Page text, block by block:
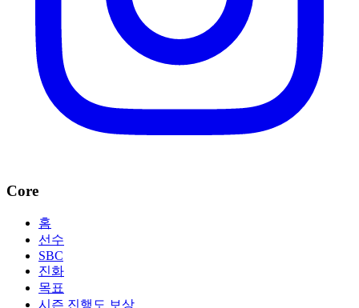
Core
홈
선수
SBC
진화
목표
시즌 진행도 보상